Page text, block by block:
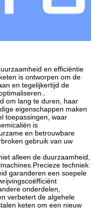
en efficiëntie
is ontworpen om de
en tegelijkertijd de
om lang te duren, haar
eigenschappen maken
toepassingen, waar
is
en betrouwbare
gebruik van uw
alleen de duurzaamheid,
techniek
garanderen een soepele
onderdelen,
verbetert de algehele
keten om een nieuw